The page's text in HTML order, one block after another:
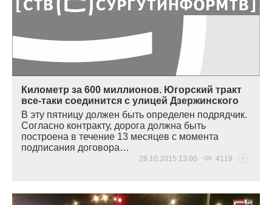
Километр за 600 миллионов. Югорский тракт
все-таки соединится с улицей Дзержинского
В эту пятницу должен быть определен подрядчик.
Согласно контракту, дорога должна быть
построена в течение 13 месяцев с момента
подписания договора…
28.10.2015 13:00 4119